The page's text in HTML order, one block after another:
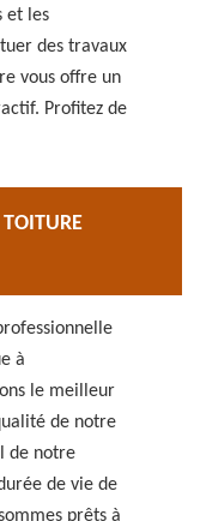
et les
des travaux
vous offre un
Profitez de
à
le meilleur
de notre
de notre
de vie de
prêts à